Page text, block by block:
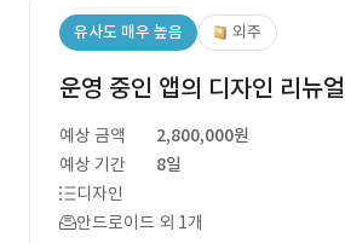
유사도 매우 높음 외주
운영 중인 앱의 디자인 리뉴얼
예상 금액
2,800,000원
예상 기간
8일
디자인
안드로이드 외 1개